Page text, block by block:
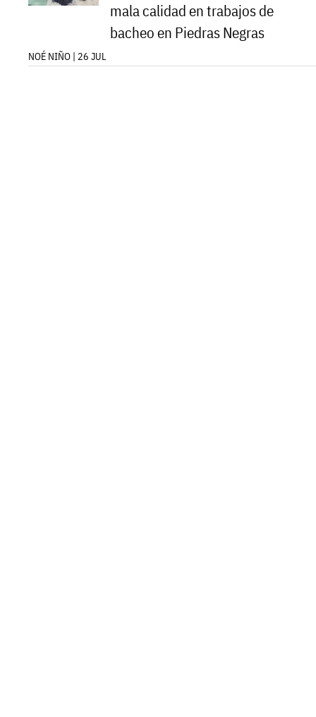
mala calidad en trabajos de
bacheo en Piedras Negras
NOÉ NIÑO | 26 JUL